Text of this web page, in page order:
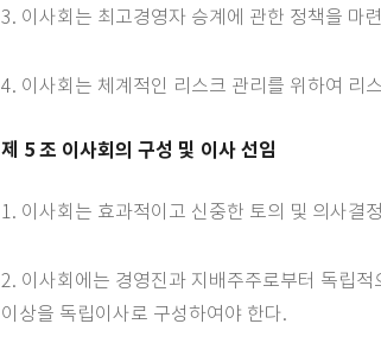
3. 이사회는 최고경영자 승계에 관한 정책을 마
4. 이사회는 체계적인 리스크 관리를 위하여 리
제 5 조 이사회의 구성 및 이사 선임
1. 이사회는 효과적이고 신중한 토의 및 의사결
2. 이사회에는 경영진과 지배주주로부터 독립
이상을 독립이사로 구성하여야 한다.